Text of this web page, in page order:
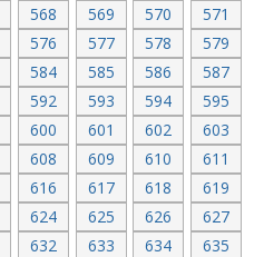
568 569 570
571
576 577 578
579
584 585 586
587
592 593 594
595
600 601 602
603
608 609 610
611
616 617 618
619
624 625 626
627
632 633 634
635